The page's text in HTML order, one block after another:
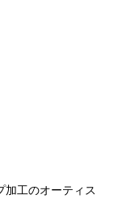
加工のオーティス